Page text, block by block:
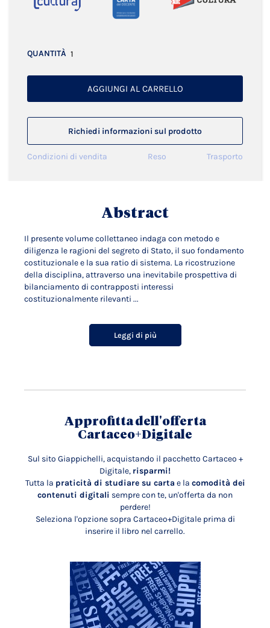
QUANTITÀ
AGGIUNGI AL CARRELLO
Richiedi informazioni sul prodotto
Condizioni di vendita Reso Trasporto
Abstract
Il presente volume collettaneo indaga con metodo e
diligenza le ragioni del segreto di Stato, il suo fondamento
costituzionale e la sua ratio di sistema. La ricostruzione
della disciplina, attraverso una inevitabile prospettiva di
bilanciamento di contrapposti interessi
costituzionalmente rilevanti ...
Leggi di più
Approfitta dell'offerta
Cartaceo+Digitale
Sul sito Giappichelli, acquistando il pacchetto Cartaceo +
Digitale, risparmi!
Tutta la praticità di studiare su carta e la comodità dei
contenuti digitali sempre con te, un'offerta da non
perdere!
Seleziona l'opzione sopra Cartaceo+Digitale prima di
inserire il libro nel carrello.